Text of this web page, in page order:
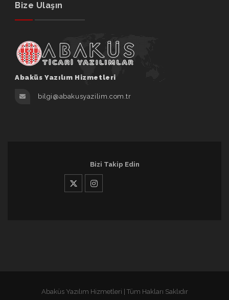
Bize Ulaşın
Abaküs Yazılım Hizmetleri
bilgi@abakusyazilim.com.tr
Bizi Takip Edin
Abaküs Yazılım Hizmetleri | Tüm Hakları Saklıdır